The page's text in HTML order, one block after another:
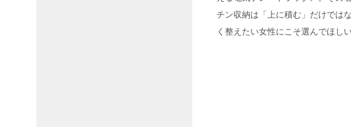
チン収納は「上に積む」だけでは
く整えたい女性にこそ選んでほし